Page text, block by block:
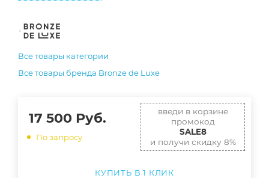
Все товары категории
Все товары бренда Bronze de Luxe
17 500 Руб.
По запросу
введи в корзине
промокод
SALE8
и получи скидку 8%
КУПИТЬ В 1 КЛИК